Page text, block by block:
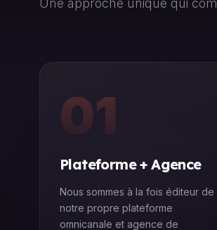
Une approche unique qui
01
Plateforme + Agence
Nous sommes à la fois éditeur de
notre propre plateforme
omnicanale et agence de